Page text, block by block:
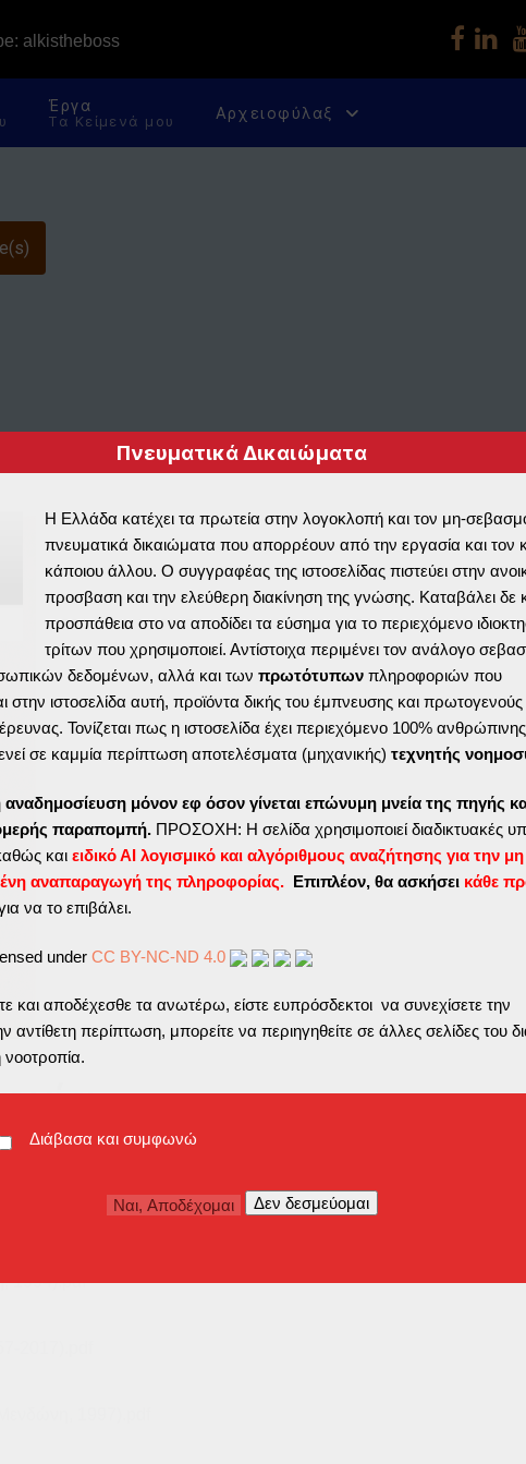
alkistheboss
Έργα
Τα Κείμενά μου Αρχειοφύλαξ
με άρθρα, έντυπα και
1994).pdf
2017).pdf
1997).pdf
Πνευματικά Δικαιώματα
Η Ελλάδα κατέχει τα πρωτεία στην λογοκλοπή και τον μη-
πνευματικά δικαιώματα που απορρέουν από την εργασία και τον
κάποιου άλλου. Ο συγγραφέας της ιστοσελίδας πιστεύει στην
προσβαση και την ελεύθερη διακίνηση της γνώσης. Καταβάλει δε
προσπάθεια στο να αποδίδει τα εύσημα για το περιεχόμενο
τρίτων που χρησιμοποιεί. Αντίστοιχα περιμένει τον ανάλογο
δεδομένων, αλλά και των πρωτότυπων πληροφοριών που
στην ιστοσελίδα αυτή, προϊόντα δικής του έμπνευσης και πρωτογενούς
έρευνας. Τονίζεται πως η ιστοσελίδα έχει περιεχόμενο 100%
σε καμμία περίπτωση αποτελέσματα (μηχανικής) τεχνητής
αναδημοσίευση μόνον εφ όσον γίνεται επώνυμη μνεία της πηγής
παραπομπή. ΠΡΟΣΟΧΗ: Η σελίδα χρησιμοποιεί διαδικτυακές
και ειδικό ΑΙ λογισμικό και αλγόριθμους αναζήτησης για την μη
αναπαραγωγή της πληροφορίας. Επιπλέον, θα ασκήσει κάθε
να το επιβάλει.
under CC BY-NC-ND 4.0
και αποδέχεσθε τα ανωτέρω, είστε ευπρόσδεκτοι να συνεχίσετε την
περίπτωση, μπορείτε να περιηγηθείτε σε άλλες σελίδες του
νοοτροπία.
Διάβασα και συμφωνώ